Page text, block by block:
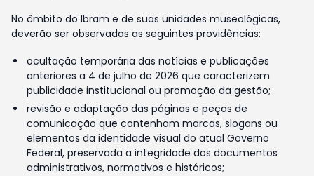
No âmbito do Ibram e de suas unidades museológicas,
deverão ser observadas as seguintes providências:
ocultação temporária das notícias e publicações
anteriores a 4 de julho de 2026 que caracterizem
publicidade institucional ou promoção da gestão;
revisão e adaptação das páginas e peças de
comunicação que contenham marcas, slogans ou
elementos da identidade visual do atual Governo
Federal, preservada a integridade dos documentos
administrativos, normativos e históricos;